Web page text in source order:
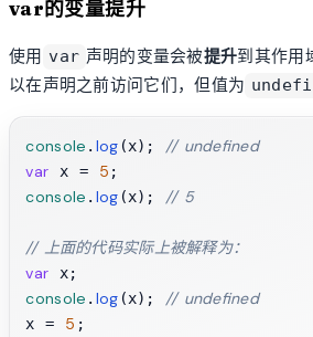
var的变量提升
使用 var 声明的变量会被提升到其作用
以在声明之前访问它们，但值为
console . log (x); // undefined
var x = 5
console . log (x); // 5
// 上面的代码实际上被解释为：
var
console . log (x); // undefined
x = 5